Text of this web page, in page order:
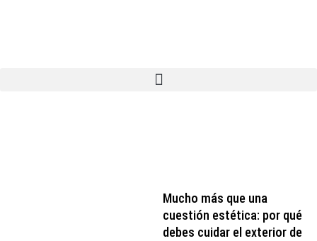
Mucho más que una
cuestión estética: por qué
debes cuidar el exterior de